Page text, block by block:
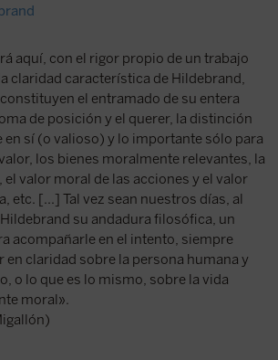
aquí, con el rigor propio de un trabajo
claridad característica de Hildebrand,
el entramado de su entera
de posición y el querer, la distinción
sí (o valioso) y lo importante sólo para
los bienes moralmente relevantes, la
el valor moral de las acciones y el valor
etc. [...] Tal vez sean nuestros días, al
su andadura filosófica, un
acompañarle en el intento, siempre
en claridad sobre la persona humana y
o lo que es lo mismo, sobre la vida
moral».